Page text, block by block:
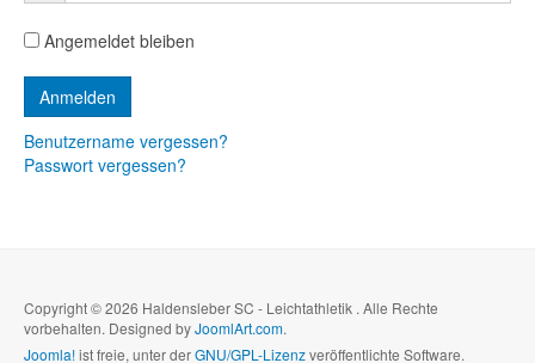
Angemeldet bleiben
Benutzername vergessen?
Passwort vergessen?
Copyright © 2026 Haldensleber SC - Leichtathletik . Alle Rechte
vorbehalten. Designed byJoomlArt.com.
Joomla!ist freie, unter derGNU/GPL-Lizenzveröffentlichte Software.